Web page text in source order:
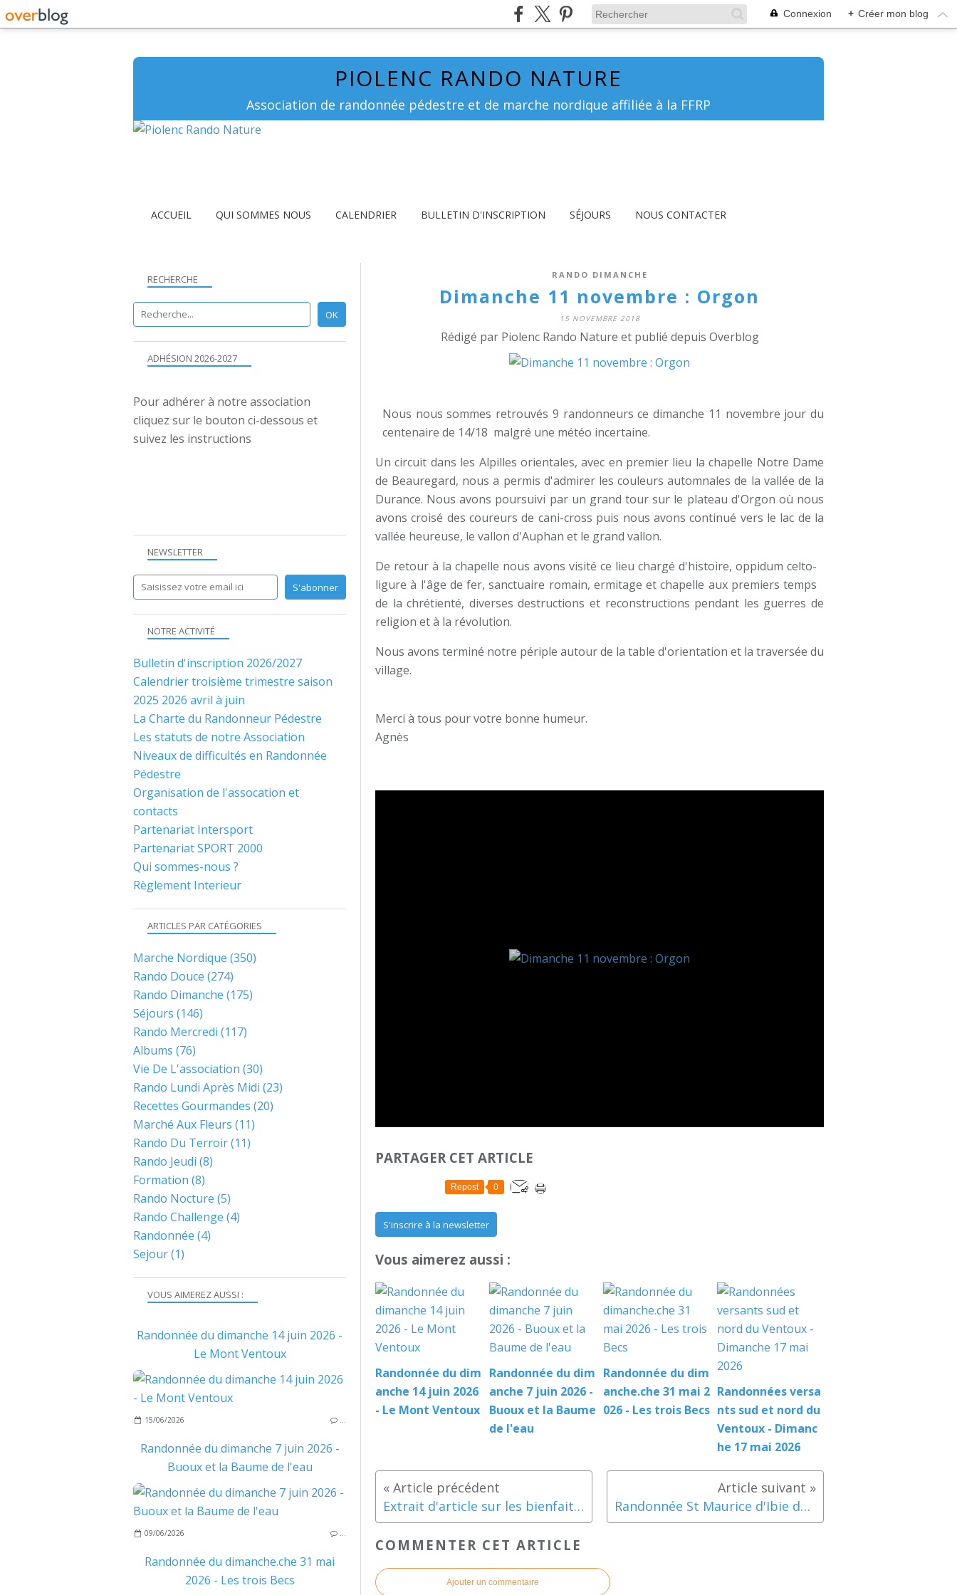
Connexion + Créer mon blog
PIOLENC RANDO NATURE
Association de randonnée pédestre et de marche nordique affiliée à la FFRP
ACCUEIL QUI SOMMES NOUS CALENDRIER BULLETIN D'INSCRIPTION SÉJOURS NOUS CONTACTER
RANDO DIMANCHE
Dimanche 11 novembre : Orgon
15 NOVEMBRE 2018
Rédigé par Piolenc Rando Nature et publié depuis Overblog
Nous nous sommes retrouvés 9 randonneurs ce dimanche 11 novembre jour du
centenaire de 14/18 malgré une météo incertaine.
Un circuit dans les Alpilles orientales, avec en premier lieu la chapelle Notre Dame
de Beauregard, nous a permis d'admirer les couleurs automnales de la vallée de la
Durance. Nous avons poursuivi par un grand tour sur le plateau d'Orgon où nous
avons croisé des coureurs de cani-cross puis nous avons continué vers le lac de la
vallée heureuse, le vallon d'Auphan et le grand vallon.
De retour à la chapelle nous avons visité ce lieu chargé d'histoire, oppidum celto-
ligure à l'âge de fer, sanctuaire romain, ermitage et chapelle aux premiers temps
de la chrétienté, diverses destructions et reconstructions pendant les guerres de
religion et à la révolution.
Nous avons terminé notre périple autour de la table d'orientation et la traversée du
village.
Merci à tous pour votre bonne humeur.
Agnès
PARTAGER CET ARTICLE
Repost 0
S'inscrire à la newsletter
Vous aimerez aussi :
Randonnée du dim
anche 14 juin 2026
- Le Mont Ventoux
Randonnée du dim
anche 7 juin 2026 -
Buoux et la Baume
de l'eau
Randonnée du dim
anche.che 31 mai 2
026 - Les trois Becs
Randonnées versa
nts sud et nord du
Ventoux - Dimanc
he 17 mai 2026
Extrait d'article sur les bienfaits de la marche nordique Randonnée St Maurice d'Ibie du mercredi 14/11/2018
COMMENTER CET ARTICLE
Ajouter un commentaire
NEWSLETTER
RECHERCHE
VOUS AIMEREZ AUSSI :
Randonnée du dimanche 14 juin 2026 -
Le Mont Ventoux
15/06/2026 …
Randonnée du dimanche 7 juin 2026 -
Buoux et la Baume de l'eau
09/06/2026 …
Randonnée du dimanche.che 31 mai
2026 - Les trois Becs
NOTRE ACTIVITÉ
Bulletin d'inscription 2026/2027
Calendrier troisième trimestre saison
2025 2026 avril à juin
La Charte du Randonneur Pédestre
Les statuts de notre Association
Niveaux de difficultés en Randonnée
Pédestre
Organisation de l'assocation et
contacts
Partenariat Intersport
Partenariat SPORT 2000
Qui sommes-nous ?
Règlement Interieur
ARTICLES PAR CATÉGORIES
Marche Nordique (350)
Rando Douce (274)
Rando Dimanche (175)
Séjours (146)
Rando Mercredi (117)
Albums (76)
Vie De L'association (30)
Rando Lundi Après Midi (23)
Recettes Gourmandes (20)
Marché Aux Fleurs (11)
Rando Du Terroir(11)
Rando Jeudi (8)
Formation (8)
Rando Nocture (5)
Rando Challenge (4)
Randonnée (4)
Sejour(1)
ADHÉSION 2026-2027
Pour adhérer à notre association
cliquez sur le bouton ci-dessous et
suivez les instructions